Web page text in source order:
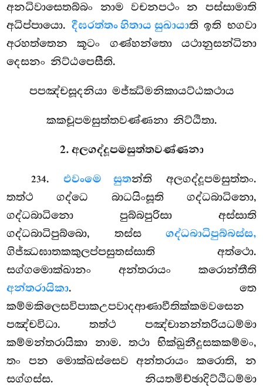
අනධිවාසෙතබ්බං නාම වචනපථං න පස්සාමාති
අධිප්පායො. දීඝරත්තං හිතාය සුඛායාති ඉති භගවා
අරහත්තෙන කූටං ගණ්හන්තො යථානුසන්ධිනා
දෙසනං නිට්ඨපෙසීති.
පපඤ්චසූදනියා මජ්ඣිමනිකායට්ඨකථාය
කකචූපමසුත්තවණ්ණනා නිට්ඨිතා.
2. අලගද්දූපමසුත්තවණ්ණනා
234.එවංමෙ සුතන්ති අලගද්දූපමසුත්තං.
තත්ථ ගද්ධෙ බාධයිංසූති ගද්ධබාධිනො,
ගද්ධබාධිනො පුබ්බපුරිසා අස්සාති
ගද්ධබාධිපුබ්බො, තස්ස ගද්ධබාධිපුබ්බස්ස,
ගිජ්ඣඝාතකකුලප්පසුතස්සාති අත්ථො.
සග්ගමොක්ඛානං අන්තරායං කරොන්තීති
අන්තරායිකා. තෙ
කම්මකිලෙසවිපාකඋපවාදආණාවීතික්කමවසෙන
පඤ්චවිධා. තත්ථ පඤ්චානන්තරියධම්මා
කම්මන්තරායිකා නාම. තථා භික්ඛුනීදූසකකම්මං,
තං පන මොක්ඛස්සෙව අන්තරායං කරොති, න
සග්ගස්ස. නියතමිච්ඡාදිට්ඨිධම්මා